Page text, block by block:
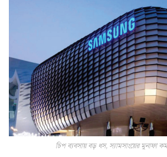
চিপ ব্যবসায় বড় ধস, স্যামসাংয়ের মুনাফা